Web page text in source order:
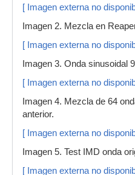
[ Imagen externa no
Imagen 2. Mezcla en
[ Imagen externa no
Imagen 3. Onda sinusoidal
[ Imagen externa no
Imagen 4. Mezcla de 64
anterior.
[ Imagen externa no
Imagen 5. Test IMD onda
[ Imagen externa no